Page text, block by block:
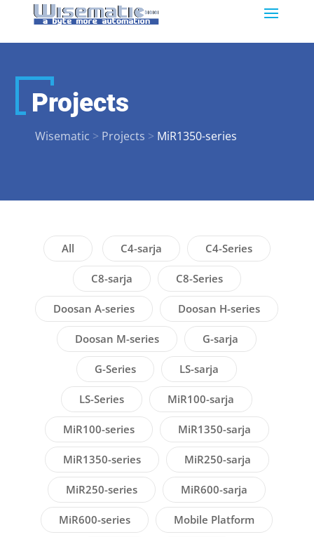
Projects
Wisematic > Projects > MiR1350-series
All C4-sarja C4-Series
C8-sarja C8-Series
Doosan A-series Doosan H-series
Doosan M-series G-sarja
G-Series LS-sarja
LS-Series MiR100-sarja
MiR100-series MiR1350-sarja
MiR1350-series MiR250-sarja
MiR250-series MiR600-sarja
MiR600-series Mobile Platform